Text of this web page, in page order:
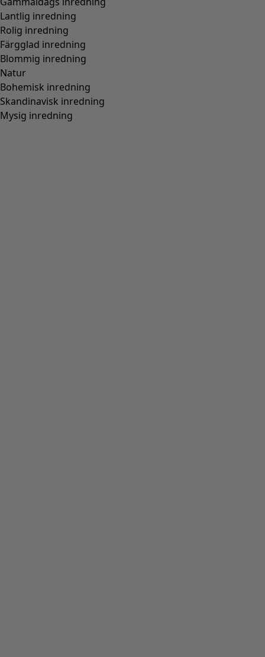
Lantlig inredning
Rolig inredning
Färgglad inredning
Blommig inredning
Natur
Bohemisk inredning
Skandinavisk inredning
Mysig inredning